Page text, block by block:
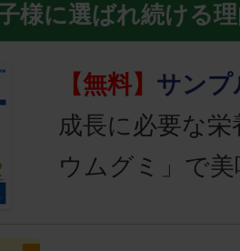
様に選ばれ続ける
【無料】 サンプ
成長に必要な
ウムグミ」で